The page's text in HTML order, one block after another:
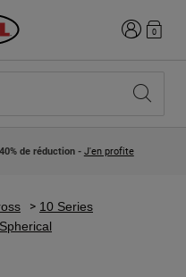
Connexion
0
de réduction - J'en profite
10 Series